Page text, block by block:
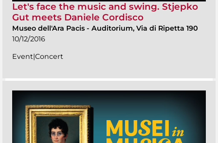
Let's face the music and swing. Stjepko
Gut meets Daniele Cordisco
Museo dell'Ara Pacis - Auditorium, Via di Ripetta 190
10/12/2016
Event|Concert